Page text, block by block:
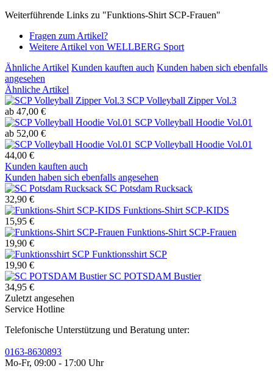
Weiterführende Links zu "Funktions-Shirt SCP-Frauen"
Fragen zum Artikel?
Weitere Artikel von WELLBERG Sport
Ähnliche Artikel Kunden kauften auch Kunden haben sich ebenfalls
angesehen
Ähnliche Artikel
SCP Volleyball Zipper Vol.3
ab 47,00 €
SCP Volleyball Hoodie Vol.01
ab 52,00 €
SCP Volleyball Hoodie Vol.01
44,00 €
Kunden kauften auch
Kunden haben sich ebenfalls angesehen
SC Potsdam Rucksack
32,90 €
Funktions-Shirt SCP-KIDS
15,95 €
Funktions-Shirt SCP-Frauen
19,90 €
Funktionsshirt SCP
19,90 €
SC POTSDAM Bustier
34,95 €
Zuletzt angesehen
Service Hotline
Telefonische Unterstützung und Beratung unter:
0163-8630893
Mo-Fr, 09:00 - 17:00 Uhr